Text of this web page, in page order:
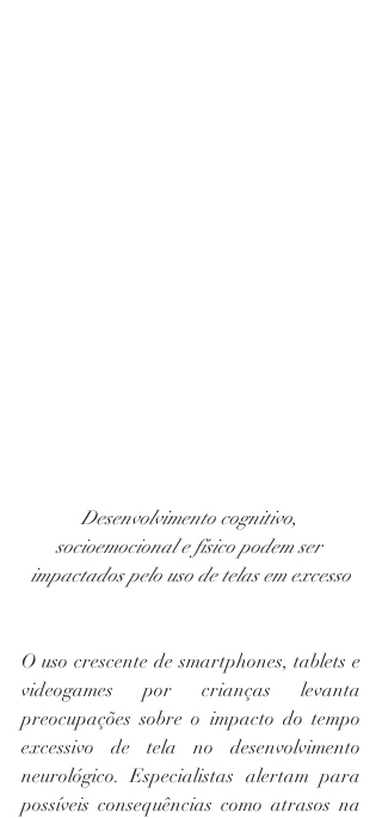
Desenvolvimento cognitivo,
socioemocional e físico podem ser
impactados pelo uso de telas em excesso
O uso crescente de smartphones, tablets e
videogames por crianças levanta
preocupações sobre o impacto do tempo
excessivo de tela no desenvolvimento
neurológico. Especialistas alertam para
possíveis consequências como atrasos na